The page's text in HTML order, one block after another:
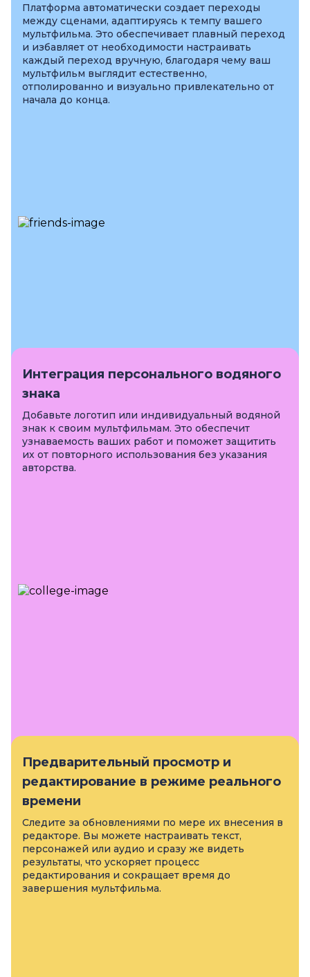
Платформа автоматически создает переходы
между сценами, адаптируясь к темпу вашего
мультфильма. Это обеспечивает плавный переход
и избавляет от необходимости настраивать
каждый переход вручную, благодаря чему ваш
мультфильм выглядит естественно,
отполированно и визуально привлекательно от
начала до конца.
Интеграция персонального водяного
знака
Добавьте логотип или индивидуальный водяной
знак к своим мультфильмам. Это обеспечит
узнаваемость ваших работ и поможет защитить
их от повторного использования без указания
авторства.
Предварительный просмотр и
редактирование в режиме реального
времени
Следите за обновлениями по мере их внесения в
редакторе. Вы можете настраивать текст,
персонажей или аудио и сразу же видеть
результаты, что ускоряет процесс
редактирования и сокращает время до
завершения мультфильма.